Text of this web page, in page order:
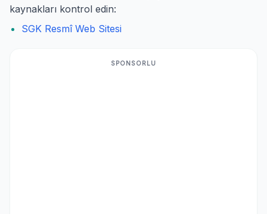
kaynakları kontrol edin:
SGK Resmî Web Sitesi
SPONSORLU